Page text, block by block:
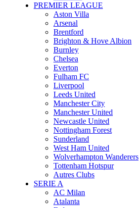
PREMIER LEAGUE
Aston Villa
Arsenal
Brentford
Brighton & Hove Albion
Burnley
Chelsea
Everton
Fulham FC
Liverpool
Leeds United
Manchester City
Manchester United
Newcastle United
Nottingham Forest
Sunderland
West Ham United
Wolverhampton Wanderers
Tottenham Hotspur
Autres Clubs
SERIE A
AC Milan
Atalanta